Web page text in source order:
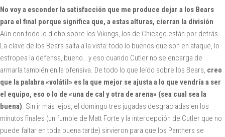
No voy a esconder la satisfacción que me produce dejar a los Bears
para el final porque significa que, a estas alturas, cierran la división.
Aún con todo lo dicho sobre los Vikings, los de Chicago están por detrás.
La clave de los Bears salta a la vista: todo lo buenos que son en ataque, lo
estropea la defensa, bueno… y eso cuando Cutler no se encarga de
armarla también en la ofensiva. De todo lo que leído sobre los Bears, creo
que la palabra «volátil» es la que mejor se ajusta a lo que vendría a ser
el equipo, eso o lo de «una de cal y otra de arena» (sea cual sea la
buena). Sin ir más lejos, el domingo tres jugadas desgraciadas en los
minutos finales (un fumble de Matt Forte y la intercepción de Cutler que no
puede faltar en toda buena tarde) sirvieron para que los Panthers se